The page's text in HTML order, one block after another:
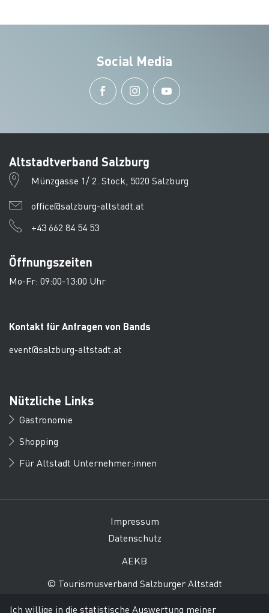
Social Media
Altstadtverband Salzburg
Münzgasse 1/ 2. Stock, 5020 Salzburg
office@salzburg-altstadt.at
+43 662 84 54 53
Öffnungszeiten
Mo-Fr: 09:00-13:00 Uhr
Kontakt für Anfragen von Bands
event@salzburg-altstadt.at
Nützliche Links
Gastronomie
Shopping
Für Altstadt Unternehmer:innen
Impressum
Datenschutz
AEKB
© Tourismusverband Salzburger Altstadt
Ich willige in die statistische Auswertung meiner